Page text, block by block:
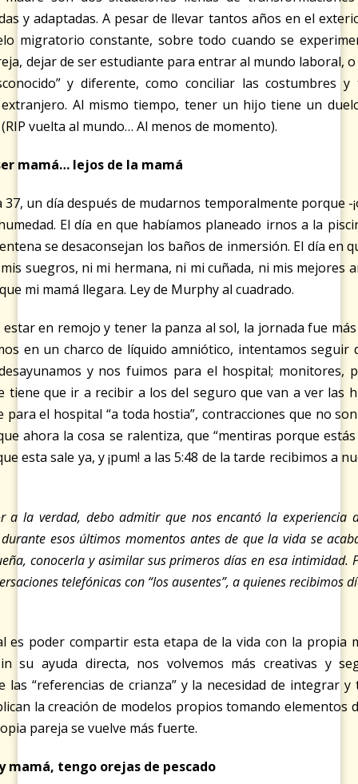
y adaptadas. A pesar de llevar tantos años en el
migratorio constante, sobre todo cuando se
dejar de ser estudiante para entrar al mundo laboral,
y diferente, como conciliar las costumbres y
Al mismo tiempo, tener un hijo tiene un
vuelta al mundo… Al menos de momento).
mamá… lejos de la mamá
37, un día después de mudarnos temporalmente porque
El día en que habíamos planeado irnos a la
se desaconsejan los baños de inmersión. El día en
suegros, ni mi hermana, ni mi cuñada, ni mis mejores
mi mamá llegara. Ley de Murphy al cuadrado.
estar en remojo y tener la panza al sol, la jornada fue
en un charco de líquido amniótico, intentamos
y nos fuimos para el hospital; monitores,
tiene que ir a recibir a los del seguro que van a ver las
para el hospital “a toda hostia”, contracciones que no
ahora la cosa se ralentiza, que “mentiras porque
esta sale ya, y ¡pum! a las 5:48 de la tarde recibimos a
a la verdad, debo admitir que nos encantó la experiencia
esos últimos momentos antes de que la vida se
conocerla y asimilar sus primeros días en esa intimidad.
telefónicas con “los ausentes”, a quienes recibimos
es poder compartir esta etapa de la vida con la propia
su ayuda directa, nos volvemos más creativas y
las “referencias de crianza” y la necesidad de integrar
la creación de modelos propios tomando elementos
pareja se vuelve más fuerte.
mamá, tengo orejas de pescado